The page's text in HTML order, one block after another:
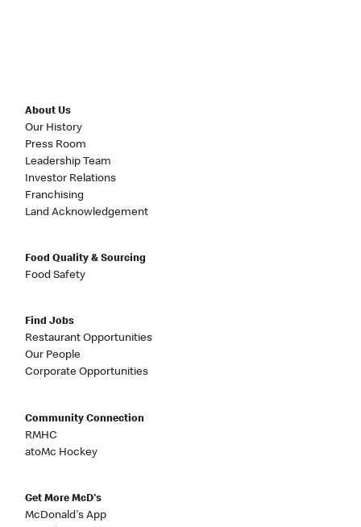
About Us
Our History
Press Room
Leadership Team
Investor Relations
Franchising
Land Acknowledgement
Food Quality & Sourcing
Food Safety
Find Jobs
Restaurant Opportunities
Our People
Corporate Opportunities
Community Connection
RMHC
atoMc Hockey
Get More McD's
McDonald's App